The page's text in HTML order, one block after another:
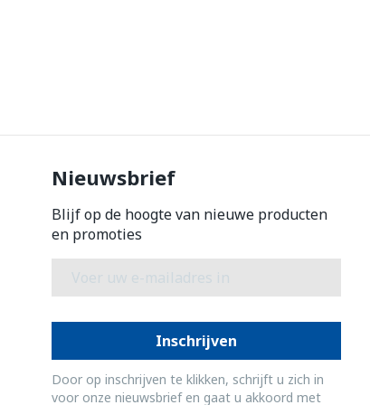
Nieuwsbrief
Blijf op de hoogte van nieuwe producten
en promoties
Inschrijven
Door op inschrijven te klikken, schrijft u zich in
voor onze nieuwsbrief en gaat u akkoord met